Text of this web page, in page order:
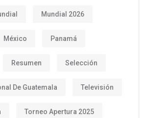
Mundial 2026
México Panamá
Resumen Selección
De Guatemala Televisión
Torneo Apertura 2025